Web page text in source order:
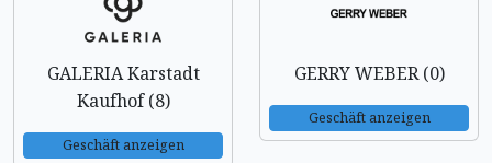
GALERIA Karstadt
Kaufhof (8)
Geschäft anzeigen
GERRY WEBER (0)
Geschäft anzeigen